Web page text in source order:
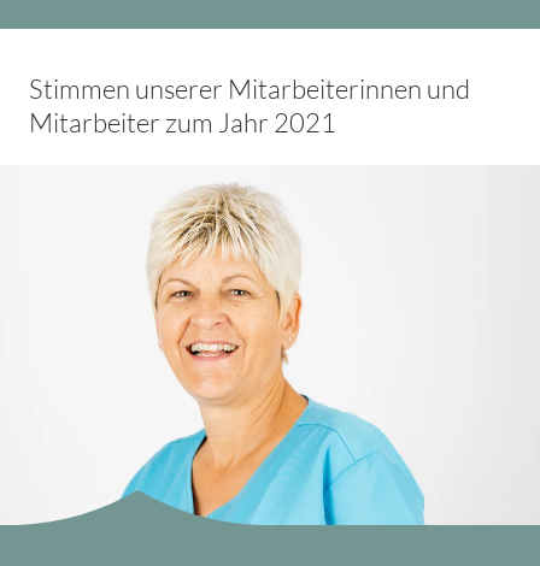
Stimmen unserer Mitarbeiterinnen und
Mitarbeiter zum Jahr 2021